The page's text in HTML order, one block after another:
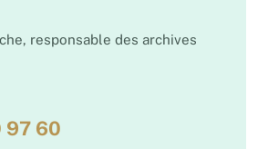
responsable des archives
97 60